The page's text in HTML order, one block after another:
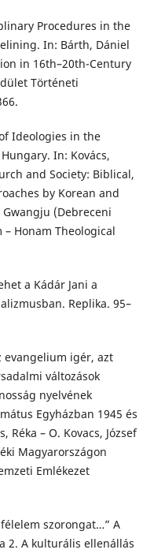
Procedures in the
In: Bárth, Dániel
in 16th–20th-Century
Történeti
Ideologies in the
In: Kovács,
and Society: Biblical,
by Korean and
(Debreceni
Honam Theological
a Kádár Jani a
Replika. 95–
evangelium igér, azt
változások
nyelvének
Egyházban 1945 és
Réka – O. Kovacs, József
Magyarországon
Emlékezet
félelem szorongat…” A
2. A kulturális ellenállás